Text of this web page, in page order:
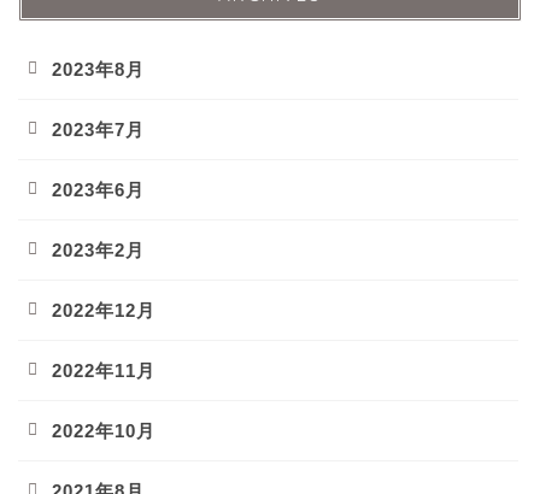
2023年8月
2023年7月
2023年6月
2023年2月
2022年12月
2022年11月
2022年10月